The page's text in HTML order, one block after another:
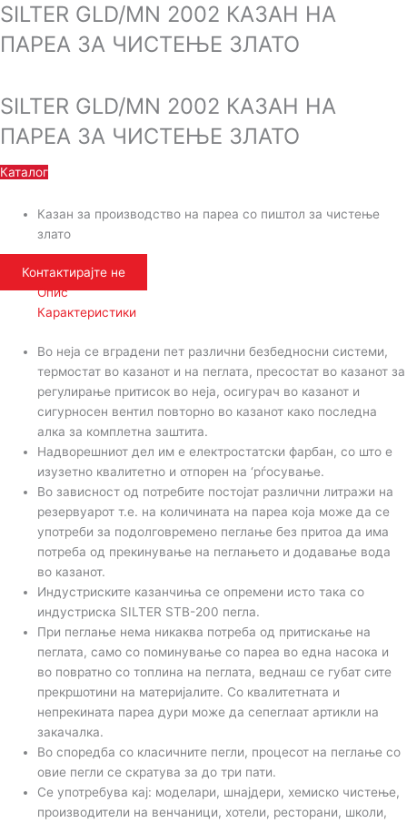
SILTER GLD/MN 2002 КАЗАН НА
ПАРЕА ЗА ЧИСТЕЊЕ ЗЛАТО
SILTER GLD/MN 2002 КАЗАН НА
ПАРЕА ЗА ЧИСТЕЊЕ ЗЛАТО
Каталог
Казан за производство на пареа со пиштол за чистење
злато
Контактирајте не
Опис
Карактеристики
Во неја се вградени пет различни безбедносни системи,
термостат во казанот и на пеглата, пресостат во казанот за
регулирање притисок во неја, осигурач во казанот и
сигурносен вентил повторно во казанот како последна
алка за комплетна заштита.
Надворешниот дел им е електростатски фарбан, со што е
изузетно квалитетно и отпорен на ‘рѓосување.
Во зависност од потребите постојат различни литражи на
резервуарот т.е. на количината на пареа која може да се
употреби за подолговремено пеглање без притоа да има
потреба од прекинување на пеглањето и додавање вода
во казанот.
Индустриските казанчиња се опремени исто така со
индустриска SILTER STB-200 пегла.
При пеглање нема никаква потреба од притискање на
пеглата, само со поминување со пареа во една насока и
во повратно со топлина на пеглата, веднаш се губат сите
прекршотини на материјалите. Со квалитетната и
непрекината пареа дури може да сепеглаат артикли на
закачалка.
Во споредба со класичните пегли, процесот на пеглање со
овие пегли се скратува за до три пати.
Се употребува кај: моделари, шнајдери, хемиско чистење,
производители на венчаници, хотели, ресторани, школи,